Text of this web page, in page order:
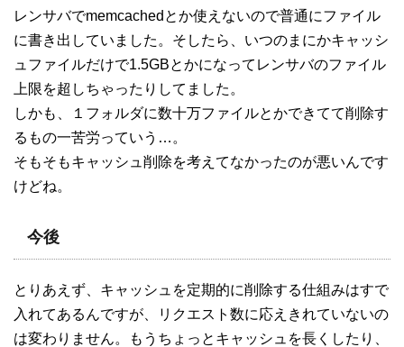
レンサバでmemcachedとか使えないので普通にファイル
に書き出していました。そしたら、いつのまにかキャッシ
ュファイルだけで1.5GBとかになってレンサバのファイル
上限を超しちゃったりしてました。
しかも、１フォルダに数十万ファイルとかできてて削除す
るもの一苦労っていう…。
そもそもキャッシュ削除を考えてなかったのが悪いんです
けどね。
今後
とりあえず、キャッシュを定期的に削除する仕組みはすで
入れてあるんですが、リクエスト数に応えきれていないの
は変わりません。もうちょっとキャッシュを長くしたり、